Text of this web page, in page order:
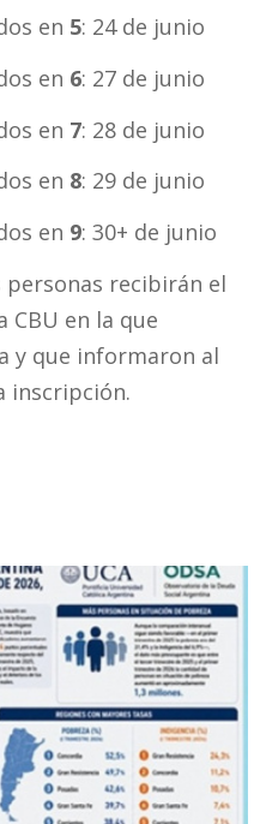
en 5: 24 de junio
en 6: 27 de junio
en 7: 28 de junio
en 8: 29 de junio
en 9: 30+ de junio
personas recibirán el
CBU en la que
y que informaron al
inscripción.